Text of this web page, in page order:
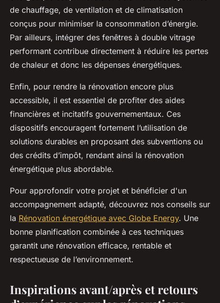
de chauffage, de ventilation et de climatisation
conçus pour minimiser la consommation d’énergie.
Par ailleurs, intégrer des fenêtres à double vitrage
performant contribue directement à réduire les pertes
de chaleur et donc les dépenses énergétiques.
Enfin, pour rendre la rénovation encore plus
accessible, il est essentiel de profiter des aides
financières et incitatifs gouvernementaux. Ces
dispositifs encouragent fortement l’utilisation de
solutions durables en proposant des subventions ou
des crédits d’impôt, rendant ainsi la rénovation
énergétique plus abordable.
Pour approfondir votre projet et bénéficier d'un
accompagnement adapté, découvrez nos conseils sur
la Rénovation énergétique avec Globe Energy. Une
bonne planification combinée à ces techniques
garantit une rénovation efficace, rentable et
respectueuse de l’environnement.
Inspirations avant/après et retours